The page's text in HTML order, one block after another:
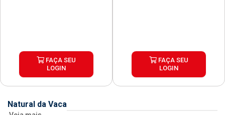
FAÇA SEU
LOGIN
FAÇA SEU
LOGIN
Natural da Vaca